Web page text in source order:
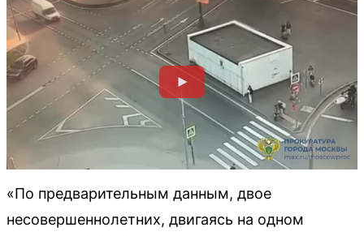
«По предварительным данным, двое
несовершеннолетних, двигаясь на одном